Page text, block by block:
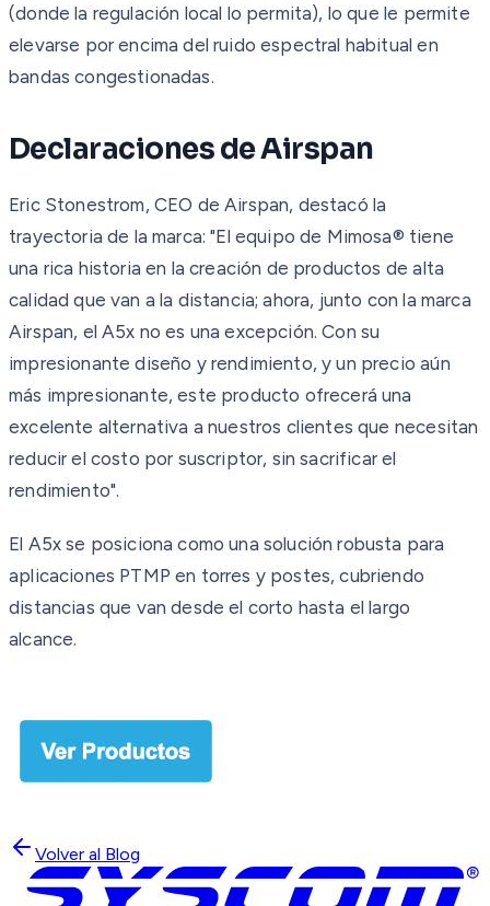
(donde la regulación local lo permita), lo que le permite
elevarse por encima del ruido espectral habitual en
bandas congestionadas.
Declaraciones de Airspan
Eric Stonestrom, CEO de Airspan, destacó la
trayectoria de la marca: "El equipo de Mimosa® tiene
una rica historia en la creación de productos de alta
calidad que van a la distancia; ahora, junto con la marca
Airspan, el A5x no es una excepción. Con su
impresionante diseño y rendimiento, y un precio aún
más impresionante, este producto ofrecerá una
excelente alternativa a nuestros clientes que necesitan
reducir el costo por suscriptor, sin sacrificar el
rendimiento".
El A5x se posiciona como una solución robusta para
aplicaciones PTMP en torres y postes, cubriendo
distancias que van desde el corto hasta el largo
alcance.
Volver al Blog